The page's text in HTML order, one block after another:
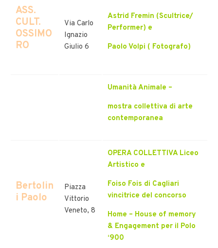
ASS.
CULT.
OSSIMO
RO
Via Carlo
Ignazio
Giulio 6
Astrid Fremin (Scultrice/
Performer) e
Paolo Volpi ( Fotografo)
Umanità Animale –
mostra collettiva di arte
contemporanea
Bertolin
i Paolo
Piazza
Vittorio
Veneto, 8
OPERA COLLETTIVA Liceo
Artistico e
Foiso Fois di Cagliari
vincitrice del concorso
Home – House of memory
& Engagement per il Polo
‘900